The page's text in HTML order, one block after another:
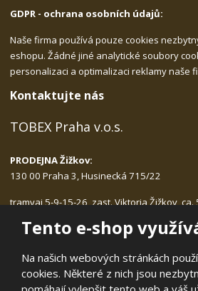
Tento e-shop
Na našich webových stránkách
cookies. Některé z nich jsou
GDPR - ochrana osobních údajů:
Naše firma používá pouze cookies
eshopu. Žádné jiné analytické soubory
personalizaci a optimalizaci reklamy naše
Kontaktujte nás
TOBEX Praha v.o.s.
PRODEJNA Žižkov:
130 00 Praha 3, Husinecká 715/22
tramvaj 5-9-15-26, zast. Viktoria Žižkov, ca.
Po-Pá: 9.00 - 17.30, bez přestávky na oběd
tlf.: 222.540.423, 775.989.406